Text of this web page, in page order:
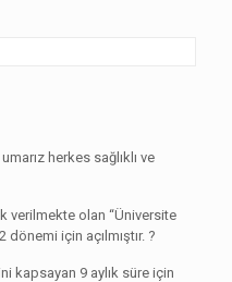
herkes sağlıklı ve
verilmekte olan “Üniversite
dönemi için açılmıştır. ?
kapsayan 9 aylık süre için